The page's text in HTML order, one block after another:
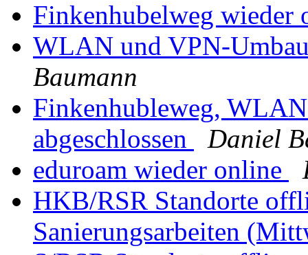
Finkenhubelweg wieder
WLAN und VPN-
Baumann
Finkenhubleweg,
abgeschlossen
Daniel
eduroam wieder online
HKB/RSR Standorte
Sanierungsarbeiten